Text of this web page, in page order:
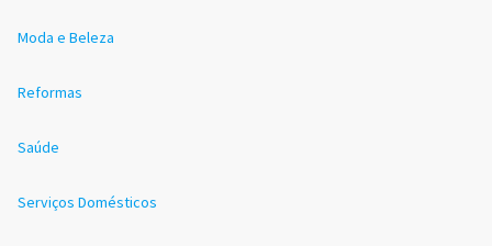
Moda e Beleza
Reformas
Saúde
Serviços Domésticos